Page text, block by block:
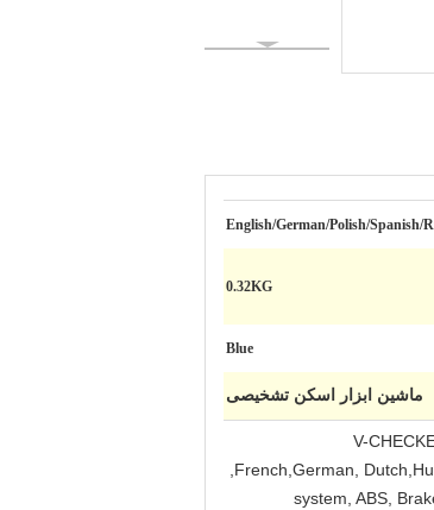
English/German/Polish/Spanish/
0.32KG
Blue
ماشین ابزار اسکن تشخیصی
V-
,French,German,
system, ABS,